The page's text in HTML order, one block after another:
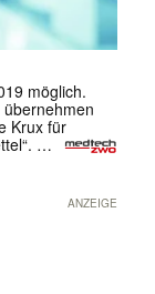
möglich.
Krux für
…
ANZEIGE